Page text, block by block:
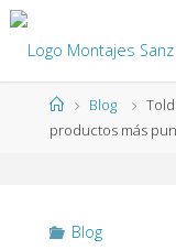
Blog
productos más
Blog